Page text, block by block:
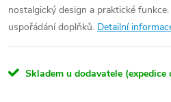
nostalgický design a praktické
uspořádání doplňků. Detailní
Skladem u dodavatele (expedice